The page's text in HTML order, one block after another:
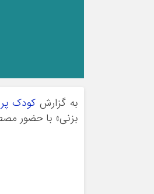
به گزارش کودک
بزنی» با حضور